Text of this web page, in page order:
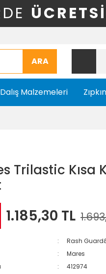
ARA
Malzemeleri
Trilastic Kısa
1.185,30 TL
Rash
Mares
412974